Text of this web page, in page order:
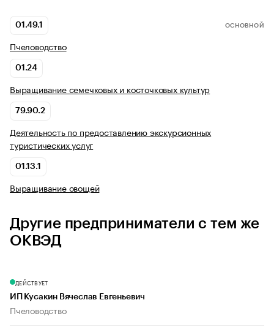
01.49.1 ОСНОВНОЙ
Пчеловодство
01.24
Выращивание семечковых и косточковых культур
79.90.2
Деятельность по предоставлению экскурсионных
туристических услуг
01.13.1
Выращивание овощей
Другие предприниматели с тем же
ОКВЭД
ДЕЙСТВУЕТ
ИП Кусакин Вячеслав Евгеньевич
Пчеловодство